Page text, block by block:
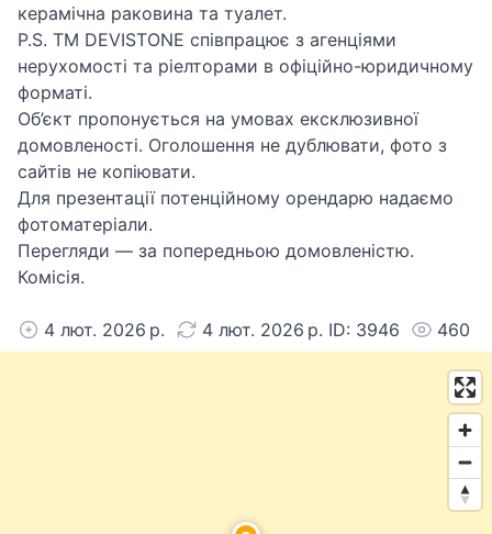
керамічна раковина та туалет.
P.S. ТМ DEVISTONE співпрацює з агенціями
нерухомості та ріелторами в офіційно-юридичному
форматі.
Об’єкт пропонується на умовах ексклюзивної
домовленості. Оголошення не дублювати, фото з
сайтів не копіювати.
Для презентації потенційному орендарю надаємо
фотоматеріали.
Перегляди — за попередньою домовленістю.
Комісія.
4 лют. 2026 р. 4 лют. 2026 р. ID: 3946 460